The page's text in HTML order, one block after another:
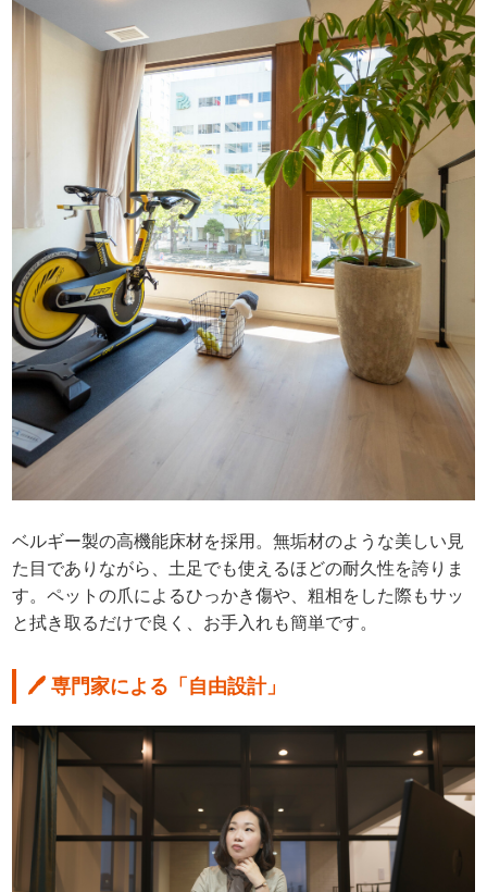
ベルギー製の高機能床材を採用。無垢材のような美しい見
た目でありながら、土足でも使えるほどの耐久性を誇りま
す。ペットの爪によるひっかき傷や、粗相をした際もサッ
と拭き取るだけで良く、お手入れも簡単です。
🖊 専門家による「自由設計」